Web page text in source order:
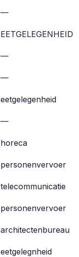
—
EETGELEGENHEID
—
—
eetgelegenheid
—
horeca
personenvervoer
telecommunicatie
personenvervoer
architectenbureau
eetgelegnheid